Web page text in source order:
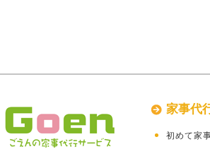
家事代
初めて家